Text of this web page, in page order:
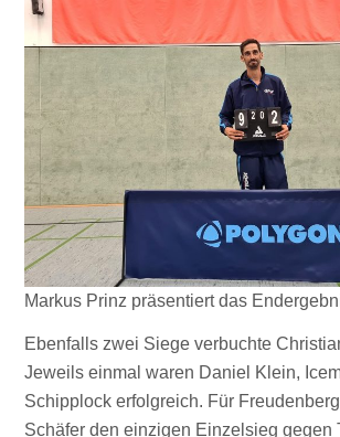
Markus Prinz präsentiert das
Ebenfalls zwei Siege verbuchte
Jeweils einmal waren Daniel Klein,
Schipplock erfolgreich. Für
Schäfer den einzigen Einzelsieg gegen